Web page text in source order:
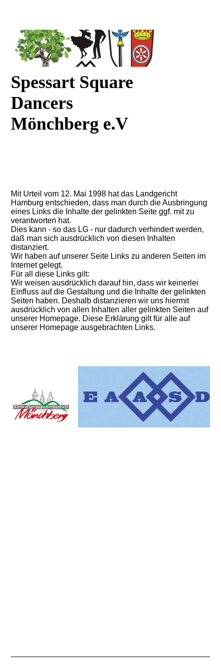
Spessart Square
Dancers
Mönchberg e.V
Mit Urteil vom 12. Mai 1998 hat das Landgericht
Hamburg entschieden, dass man durch die Ausbringung
eines Links die Inhalte der gelinkten Seite ggf. mit zu
verantworten hat.
Dies kann - so das LG - nur dadurch verhindert werden,
daß man sich ausdrücklich von diesen Inhalten
distanziert.
Wir haben auf unserer Seite Links zu anderen Seiten im
Internet gelegt.
Für all diese Links gilt:
Wir weisen ausdrücklich darauf hin, dass wir keinerlei
Einfluss auf die Gestaltung und die Inhalte der gelinkten
Seiten haben. Deshalb distanzieren wir uns hiermit
ausdrücklich von allen Inhalten aller gelinkten Seiten auf
unserer Homepage. Diese Erklärung gilt für alle auf
unserer Homepage ausgebrachten Links.